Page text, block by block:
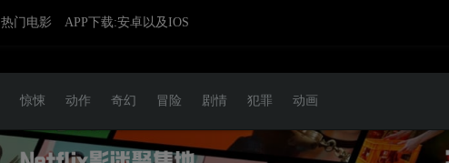
热门电影 APP下载:安卓以及IOS
惊悚 动作 奇幻 冒险 剧情 犯罪 动画